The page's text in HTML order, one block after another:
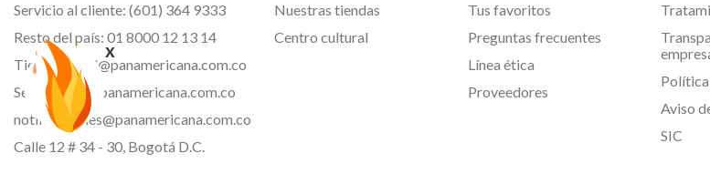
x
Servicio al cliente: (601) 364 9333
Resto del país: 01 8000 12 13 14
Tiendavirtual@panamericana.com.co
Servicliente@panamericana.com.co
notificaciones@panamericana.com.co
Calle 12 # 34 - 30, Bogotá D.C.
Nuestras tiendas
Centro cultural
Tus favoritos
Preguntas frecuentes
Línea ética
Proveedores
Aviso
SIC